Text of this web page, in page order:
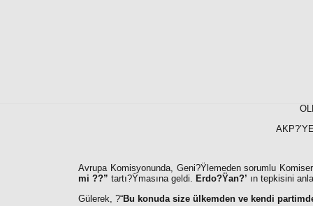
Avrupa Komisyonunda, Geni?Ÿlemeden sorumlu
mi ??” tartı?Ÿmasına geldi. Erdo?Ÿan?’ ın tepkisini
Gülerek, ?“Bu konuda size ülkemden ve kendi